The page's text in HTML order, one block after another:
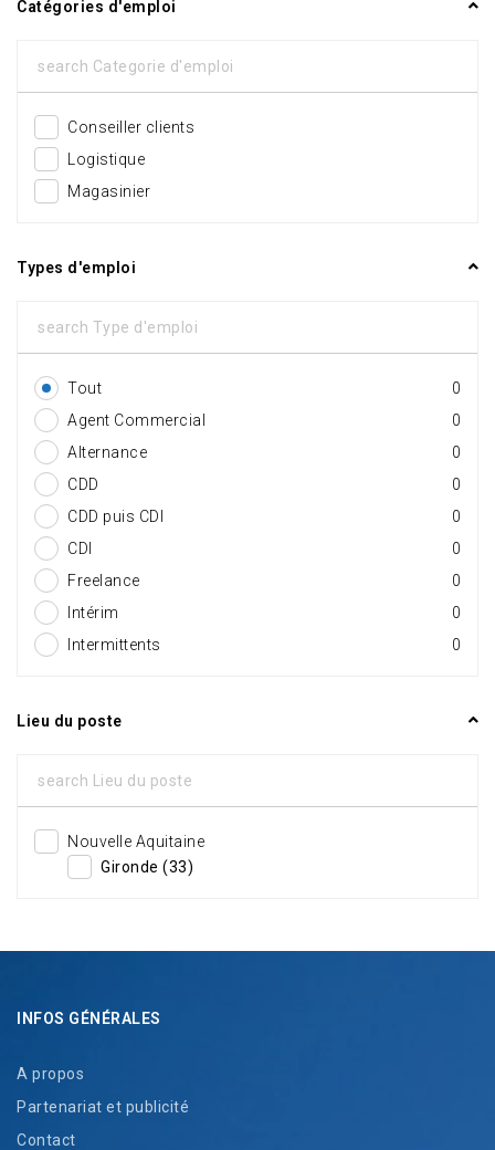
Catégories d'emploi
Conseiller clients
Logistique
Magasinier
Types d'emploi
Tout
0
Agent Commercial
0
Alternance
0
CDD
0
CDD puis CDI
0
CDI
0
Freelance
0
Intérim
0
Intermittents
0
Lieu du poste
Nouvelle Aquitaine
Gironde (33)
INFOS GÉNÉRALES
A propos
Partenariat et publicité
Contact